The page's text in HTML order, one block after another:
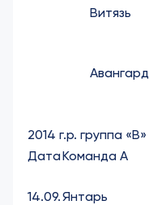
Витязь
Авангард
2014 г.р. группа «В»
ДатаКоманда А
14.09.Янтарь